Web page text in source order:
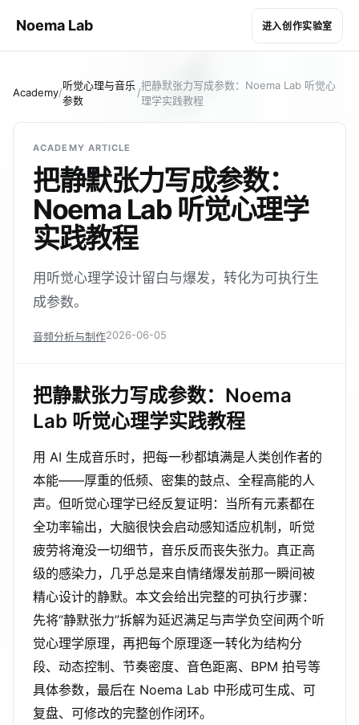
Noema Lab 进入创作实验室
Academy/
听觉心理与音乐
参数
/
把静默张力写成参数：Noema Lab 听觉心
理学实践教程
ACADEMY ARTICLE
把静默张力写成参数：
Noema Lab 听觉心理学
实践教程
用听觉心理学设计留白与爆发，转化为可执行生
成参数。
音频分析与制作2026-06-05
把静默张力写成参数：Noema
Lab 听觉心理学实践教程
用 AI 生成音乐时，把每一秒都填满是人类创作者的
本能——厚重的低频、密集的鼓点、全程高能的人
声。但听觉心理学已经反复证明：当所有元素都在
全功率输出，大脑很快会启动感知适应机制，听觉
疲劳将淹没一切细节，音乐反而丧失张力。真正高
级的感染力，几乎总是来自情绪爆发前那一瞬间被
精心设计的静默。本文会给出完整的可执行步骤：
先将“静默张力”拆解为延迟满足与声学负空间两个听
觉心理学原理，再把每个原理逐一转化为结构分
段、动态控制、节奏密度、音色距离、BPM 拍号等
具体参数，最后在 Noema Lab 中形成可生成、可
复盘、可修改的完整创作闭环。